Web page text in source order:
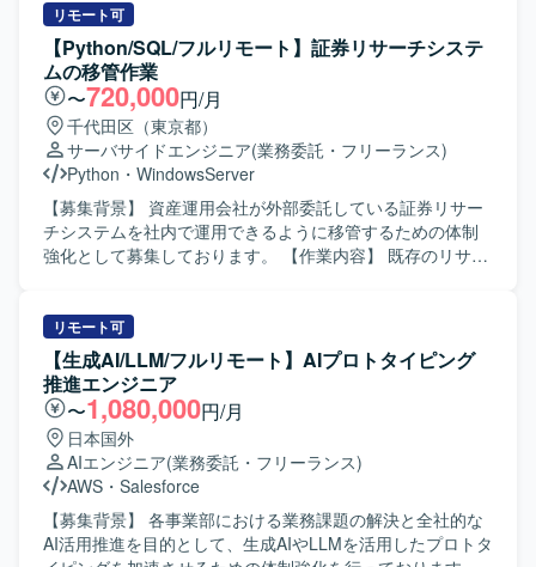
や技術的な検討・調査、提案内容の検証やデモ構築の支
援、提案資料の作成や技術的な説明、客先提案時の技術支
援などを担当していただきます。 【求める人物像】 技術面
とビジネス面の両方に関心を持ち、自ら考えて行動できる
方を求めています。関係者とのコミュニケーションを円滑
に行いながら、顧客価値を意識して提案内容を組み立てら
れる方が望ましいです。 【ポジションの魅力】 OpenShift
をはじめとしたR社プロダクトに深く関わりながら、さまざ
まな業種のエンド顧客に対して技術提案ができるポジショ
ンです。プリセールスとしての経験を積みつつ、最新のコ
ンテナ基盤技術や関連ソリューションに継続的に触れられ
リモート可
【Python/SQL/フルリモート】証券リサーチシステ
ムの移管作業
〜720,000円/月
千代田区（東京都）
サーバサイドエンジニア(業務委託・フリーランス)
Python ・ WindowsServer
【募集背景】 資産運用会社が外部委託している証券リサー
チシステムを社内で運用できるように移管するための体制
強化として募集しております。 【作業内容】 既存のリサー
は、既存バッチのPythonへの書き換え、移行に伴うテスト
の実施、リリース作業および運用対応を行っていただきま
す。あわせて、必要に応じて新規バッチの設計・開発・テ
ストもご対応いただきます。 【求める人物像】 業務要件に
対して主体的かつ責任感を持って取り組んでいただける方
を求めております。適切なタイミングで進捗や成果、問題
発生時の状況を分かりやすく報告・説明できる方を歓迎い
たします。また、株式情報を取り扱うにあたり、高い倫理
観をお持ちの方を想定しております。 【ポジションの魅
力】 証券領域におけるリサーチシステムの移管プロジェク
リモート可
【生成AI/LLM/フルリモート】AIプロトタイピング
推進エンジニア
〜1,080,000円/月
日本国外
AIエンジニア(業務委託・フリーランス)
AWS ・ Salesforce
【募集背景】 各事業部における業務課題の解決と全社的な
AI活用推進を目的として、生成AIやLLMを活用したプロトタ